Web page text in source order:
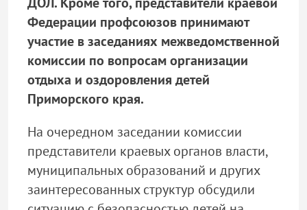
Федерации профсоюзов принимают
участие в заседаниях межведомственной
комиссии по вопросам организации
отдыха и оздоровления детей
Приморского края.
На очередном заседании комиссии
представители краевых органов власти,
муниципальных образований и других
заинтересованных структур обсудили